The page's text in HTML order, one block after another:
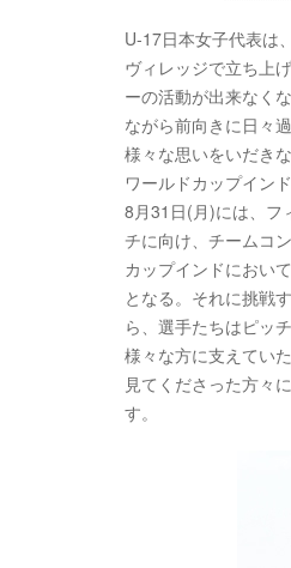
U-17日本女子代表は
ヴィレッジで立ち上
ーの活動が出来なく
ながら前向きに日々
様々な思いをいだき
ワールドカップイン
8月31日(月)には、フ
チに向け、チームコ
カップインドにおい
となる。それに挑戦
ら、選手たちはピッ
様々な方に支えてい
見てくださった方々
す。